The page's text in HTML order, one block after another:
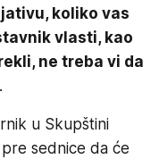
koliko vas
vlasti, kao
ne treba vi da
u Skupštini
pre sednice da će